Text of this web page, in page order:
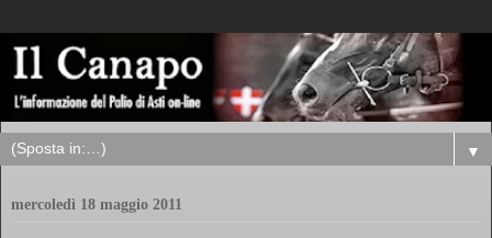
▼
mercoledì 18 maggio 2011